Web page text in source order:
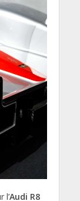
l’Audi R8